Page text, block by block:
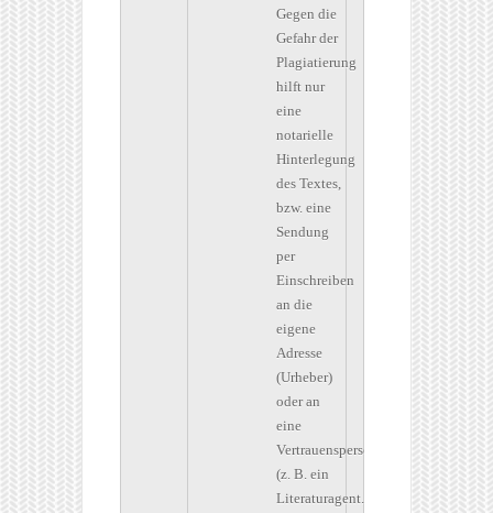
Gegen die
Gefahr der
Plagiatierung
hilft nur
eine
notarielle
Hinterlegung
des Textes,
bzw. eine
Sendung
per
Einschreiben
an die
eigene
Adresse
(Urheber)
oder an
eine
Vertrauensperson
(z. B. ein
Literaturagent.).